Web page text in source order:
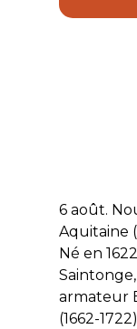
6 août.
Aquitaine
Né en
armateur
(1662-